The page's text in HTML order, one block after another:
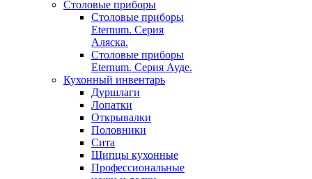
Столовые приборы
Столовые приборы
Eternum. Серия
Аляска.
Столовые приборы
Eternum. Серия Ауде.
Кухонный инвентарь
Дуршлаги
Лопатки
Открывалки
Половники
Сита
Щипцы кухонные
Профессиональные